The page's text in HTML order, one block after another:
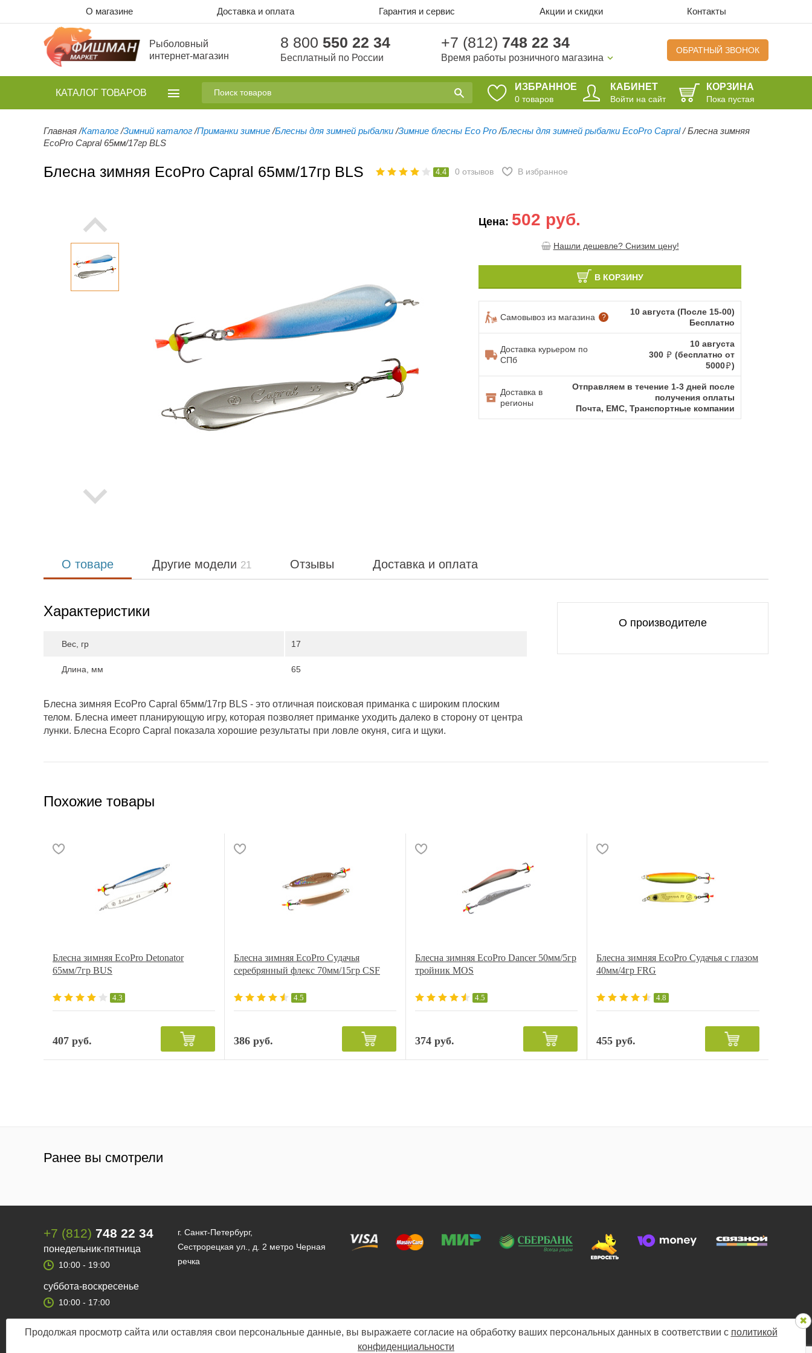
О магазине Доставка и оплата Гарантия и сервис Акции и скидки Контакты
Рыболовный
интернет-магазин
8 800 550 22 34
Бесплатный по России
+7 (812) 748 22 34
Время работы розничного магазина
ОБРАТНЫЙ ЗВОНОК
ИЗБРАННОЕ
0 товаров
КАБИНЕТ
Войти на сайт
КОРЗИНА
Пока пустая
КАТАЛОГ ТОВАРОВ
Главная /Каталог /Зимний каталог /Приманки зимние /Блесны для зимней рыбалки /Зимние блесны Eco Pro /Блесны для зимней рыбалки EcoPro Capral /Блесна зимняя
EcoPro Capral 65мм/17гр BLS
Блесна зимняя EcoPro Capral 65мм/17гр BLS 4.4 0 отзывов В избранное
Цена: 502 руб.
Нашли дешевле? Снизим цену!
В КОРЗИНУ
Самовывоз из магазина ?
10 августа (После 15-00)
Бесплатно
Доставка курьером по
СПб
10 августа
300
(бесплатно от
5000
)
Доставка в
регионы
Отправляем в течение 1-3 дней после
получения оплаты
Почта, ЕМС, Транспортные компании
О товаре Другие модели 21 Отзывы Доставка и оплата
О производителе
Характеристики
Вес, гр 17
Длина, мм 65
Блесна зимняя EcoPro Capral 65мм/17гр BLS - это отличная поисковая приманка с широким плоским
телом. Блесна имеет планирующую игру, которая позволяет приманке уходить далеко в сторону от центра
лунки. Блесна Ecopro Capral показала хорошие результаты при ловле окуня, сига и щуки.
Похожие товары
Блесна зимняя EcoPro Detonator
65мм/7гр BUS
4.3
407 руб.
Блесна зимняя EcoPro Судачья
серебрянный флекс 70мм/15гр CSF
4.5
386 руб.
Блесна зимняя EcoPro Dancer 50мм/5гр
тройник MOS
4.5
374 руб.
Блесна зимняя EcoPro Судачья с глазом
40мм/4гр FRG
4.8
455 руб.
Ранее вы смотрели
+7 (812) 748 22 34
понедельник-пятница
10:00 - 19:00
суббота-воскресенье
10:00 - 17:00
г. Санкт-Петербург,
Сестрорецкая ул., д. 2 метро Черная
речка
Продолжая просмотр сайта или оставляя свои персональные данные, вы выражаете согласие на обработку ваших персональных данных в соответствии с политикой
конфиденциальности